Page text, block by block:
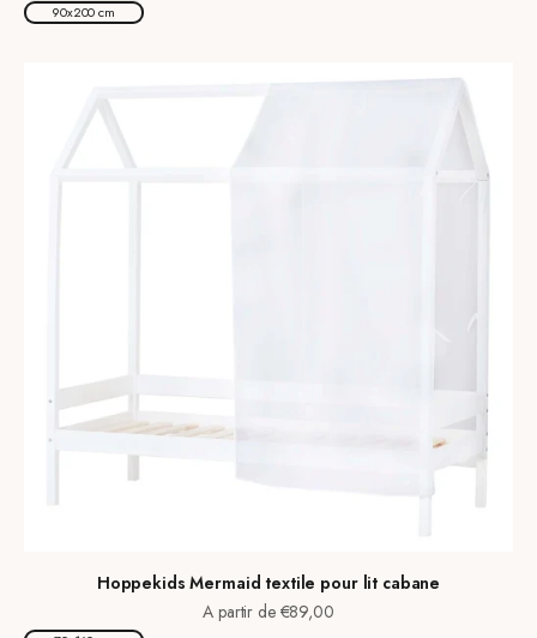
90x200 cm
Hoppekids Mermaid textile pour lit cabane
Prix de vente
A partir de €89,00